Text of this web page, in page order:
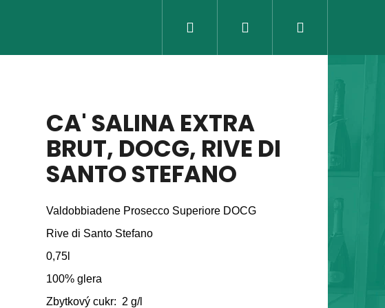
Přihlášení
CA' SALINA EXTRA
BRUT, DOCG, RIVE DI
SANTO STEFANO
Valdobbiadene Prosecco Superiore DOCG
Rive di Santo Stefano
0,75l
100% glera
Zbytkový cukr: 2 g/l